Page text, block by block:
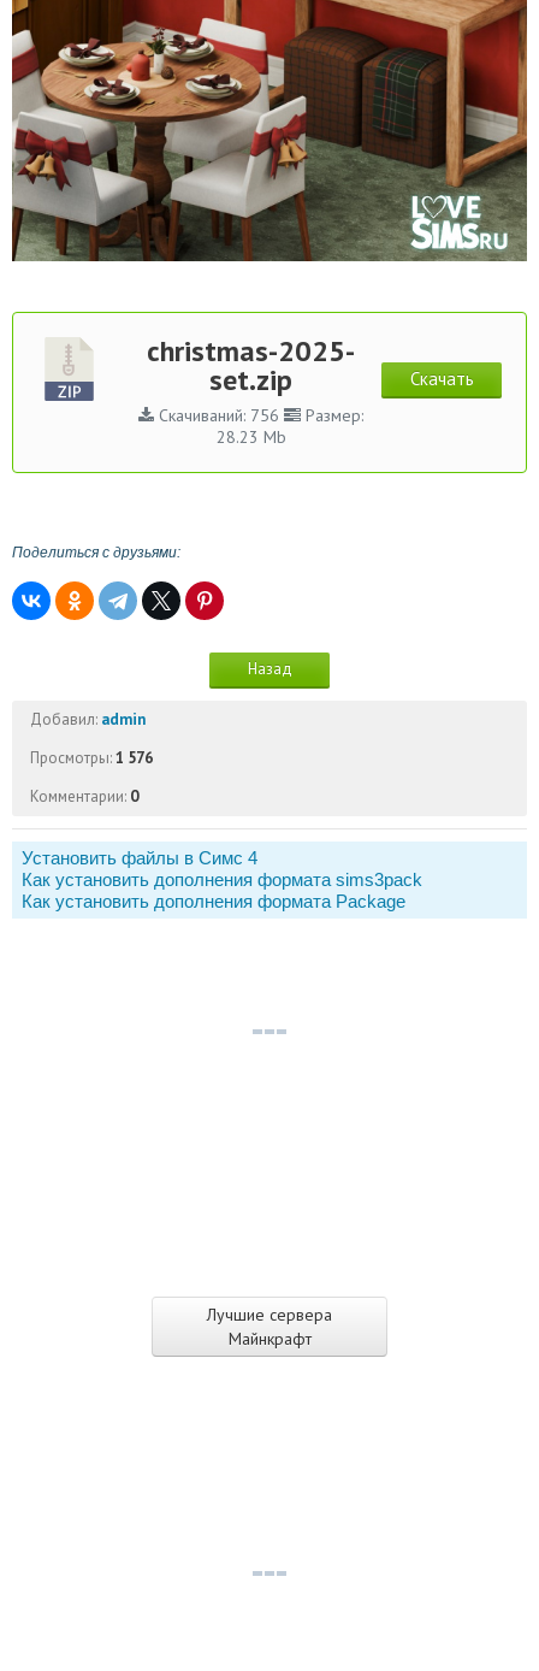
Лучшие сервера
Майнкрафт
christmas-2025-
set.zip
Скачиваний: 756
Размер:
28.23 Mb
Скачать
Поделиться с друзьями:
Назад
Добавил: admin
Просмотры:1 576
Комментарии: 0
Установить файлы в Симс 4
Как установить дополнения формата sims3pack
Как установить дополнения формата Package